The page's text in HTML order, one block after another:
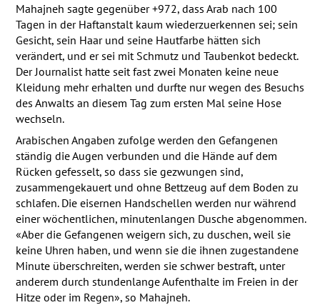
Mahajneh sagte gegenüber +972, dass Arab nach 100
Tagen in der Haftanstalt kaum wiederzuerkennen sei; sein
Gesicht, sein Haar und seine Hautfarbe hätten sich
verändert, und er sei mit Schmutz und Taubenkot bedeckt.
Der Journalist hatte seit fast zwei Monaten keine neue
Kleidung mehr erhalten und durfte nur wegen des Besuchs
des Anwalts an diesem Tag zum ersten Mal seine Hose
wechseln.
Arabischen Angaben zufolge werden den Gefangenen
ständig die Augen verbunden und die Hände auf dem
Rücken gefesselt, so dass sie gezwungen sind,
zusammengekauert und ohne Bettzeug auf dem Boden zu
schlafen. Die eisernen Handschellen werden nur während
einer wöchentlichen, minutenlangen Dusche abgenommen.
«Aber die Gefangenen weigern sich, zu duschen, weil sie
keine Uhren haben, und wenn sie die ihnen zugestandene
Minute überschreiten, werden sie schwer bestraft, unter
anderem durch stundenlange Aufenthalte im Freien in der
Hitze oder im Regen», so Mahajneh.